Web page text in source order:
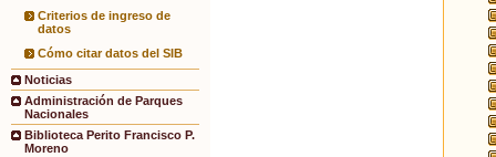
Criterios de ingreso de
datos
Cómo citar datos del SIB
Noticias
Administración de Parques
Nacionales
Biblioteca Perito Francisco P.
Moreno